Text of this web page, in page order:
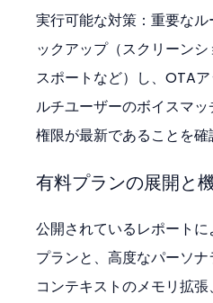
実行可能な対策：重要な
ックアップ（スクリーン
スポートなど）し、OTA
ルチユーザーのボイスマ
権限が最新であることを確
有料プランの展開と
公開されているレポート
プランと、高度なパーソ
コンテキストのメモリ拡張